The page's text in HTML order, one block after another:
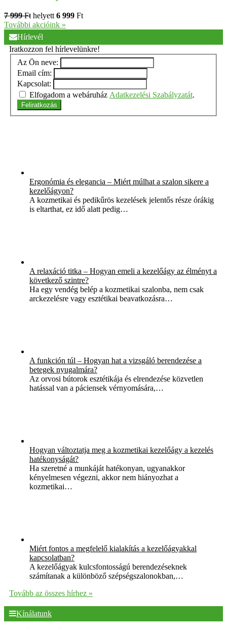
7 999 Ft helyett 6 999 Ft
További akcióink »
Hírlevél
Iratkozzon fel hírlevelünkre!
Az Ön neve:
Email cím:
Kapcsolat:
Elfogadom a webáruház Adatkezelési Szabályzatát.
Feliratkozás
Ergonómia és elegancia – Miért múlhat a szalon sikere a
kezelőágyon?
A kozmetikai és pedikűrös kezelések jelentős része órákig
is eltarthat, ez idő alatt pedig…
A relaxáció titka – Hogyan emeli a kezelőágy az élményt a
következő szintre?
Ha egy vendég belép a kozmetikai szalonba, nem csak
arckezelésre vagy esztétikai beavatkozásra…
A funkción túl – Hogyan hat a vizsgáló berendezése a
betegek nyugalmára?
Az orvosi bútorok esztétikája és elrendezése közvetlen
hatással van a páciensek vérnyomására,…
Hogyan változtatja meg a kozmetikai kezelőágy a kezelés
hatékonyságát?
Ha szeretné a munkáját hatékonyan, ugyanakkor
kényelmesen végezni, akkor nem hiányozhat a
kozmetikai…
Miért fontos a megfelelő kialakítás a kezelőágyakkal
kapcsolatban?
A kezelőágyak kulcsfontosságú berendezéseknek
számítanak a különböző szépségszalonokban,…
Tovább az összes hírhez »
Kínálatunk